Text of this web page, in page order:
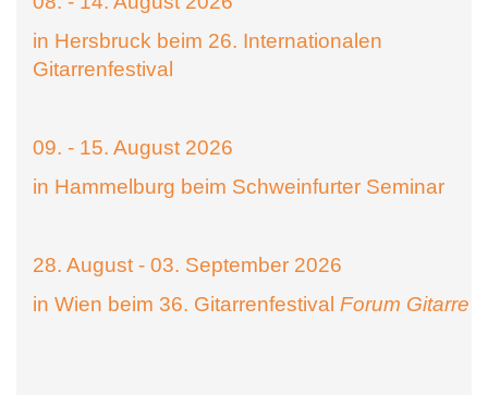
in Hersbruck beim 26. Internationalen
Gitarrenfestival
09. - 15. August 2026
in Hammelburg beim Schweinfurter Seminar
28. August - 03. September 2026
in Wien beim 36. Gitarrenfestival Forum Gitarre